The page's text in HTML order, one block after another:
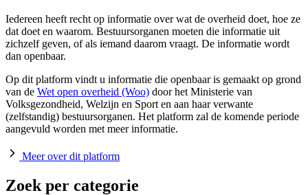
Iedereen heeft recht op informatie over wat de overheid doet, hoe ze
dat doet en waarom. Bestuursorganen moeten die informatie uit
zichzelf geven, of als iemand daarom vraagt. De informatie wordt
dan openbaar.
Op dit platform vindt u informatie die openbaar is gemaakt op grond
van de Wet open overheid (Woo) door het Ministerie van
Volksgezondheid, Welzijn en Sport en aan haar verwante
(zelfstandig) bestuursorganen. Het platform zal de komende periode
aangevuld worden met meer informatie.
Meer over dit platform
Zoek per categorie